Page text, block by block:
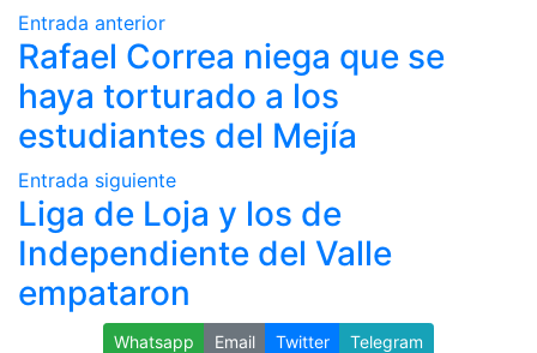
Entrada anterior
Rafael Correa niega que se
haya torturado a los
estudiantes del Mejía
Entrada siguiente
Liga de Loja y los de
Independiente del Valle
empataron
Whatsapp Email Twitter Telegram